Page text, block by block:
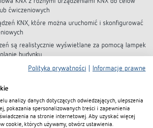
ćwiczeniowych
KNX, które można uruchomić i skonfigurować
są realistycznie wyświetlane za pomocą lampek
budynku
wszystkich komponentów, łatwe
KNX potrzebna jest licencja na
ETS; nie jest ona dołączona do zestawu i można
https://my.knx.org
Polityka prywatności Informacje prawne
analizy danych dotyczących odwiedzających, ulepszenia
pokazania spersonalizowanych treści i zapewnienia
na stronie internetowej. Aby uzyskać więcej
cookie, których używamy, otwórz ustawienia.